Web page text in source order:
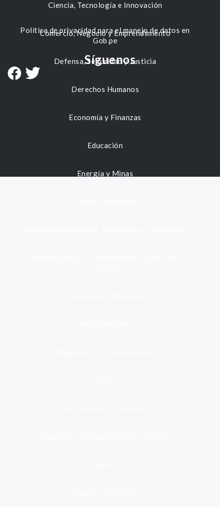
Ciencia, Tecnología e Innovación
Comercio, Negocio y Emprendimiento
Defensa, Seguridad y Justicia
Derechos Humanos
Economía y Finanzas
Educación
Energía y Minas
Política de privacidad para el manejo de datos en
Gob.pe
Síguenos